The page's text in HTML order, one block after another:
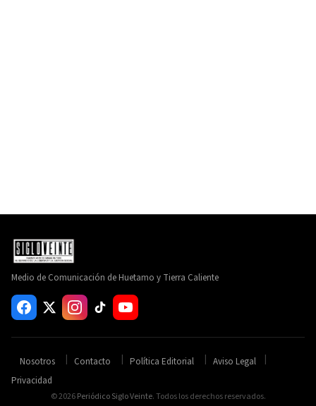
Medio de Comunicación de Huetamo y Tierra Caliente
Nosotros Contacto Política Editorial
Aviso Legal
Privacidad
© 2026Periódico Siglo Veinte. Todos los derechos reservados.